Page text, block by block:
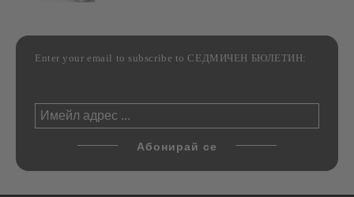
Enter your email to subscribe to СЕДМИЧЕН БЮЛЕТИН: